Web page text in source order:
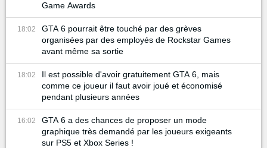
Game Awards
18:02
GTA 6 pourrait être touché par des grèves
organisées par des employés de Rockstar Games
avant même sa sortie
18:02
Il est possible d'avoir gratuitement GTA 6, mais
comme ce joueur il faut avoir joué et économisé
pendant plusieurs années
16:02
GTA 6 a des chances de proposer un mode
graphique très demandé par les joueurs exigeants
sur PS5 et Xbox Series !